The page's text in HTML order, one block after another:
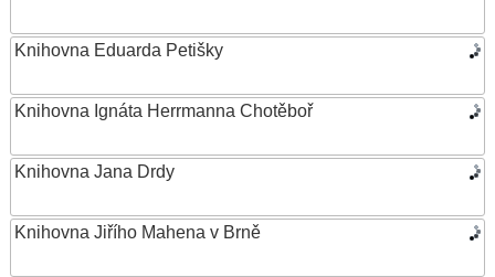
Knihovna Eduarda Petišky
Knihovna Ignáta Herrmanna Chotěboř
Knihovna Jana Drdy
Knihovna Jiřího Mahena v Brně